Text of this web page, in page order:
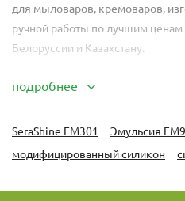
для мыловаров, кремоваров,
ручной работы по лучшим ценам
Белоруссии и Казахстану.
подробнее
SeraShine EM301
Эмульсия
модифицированный силикон